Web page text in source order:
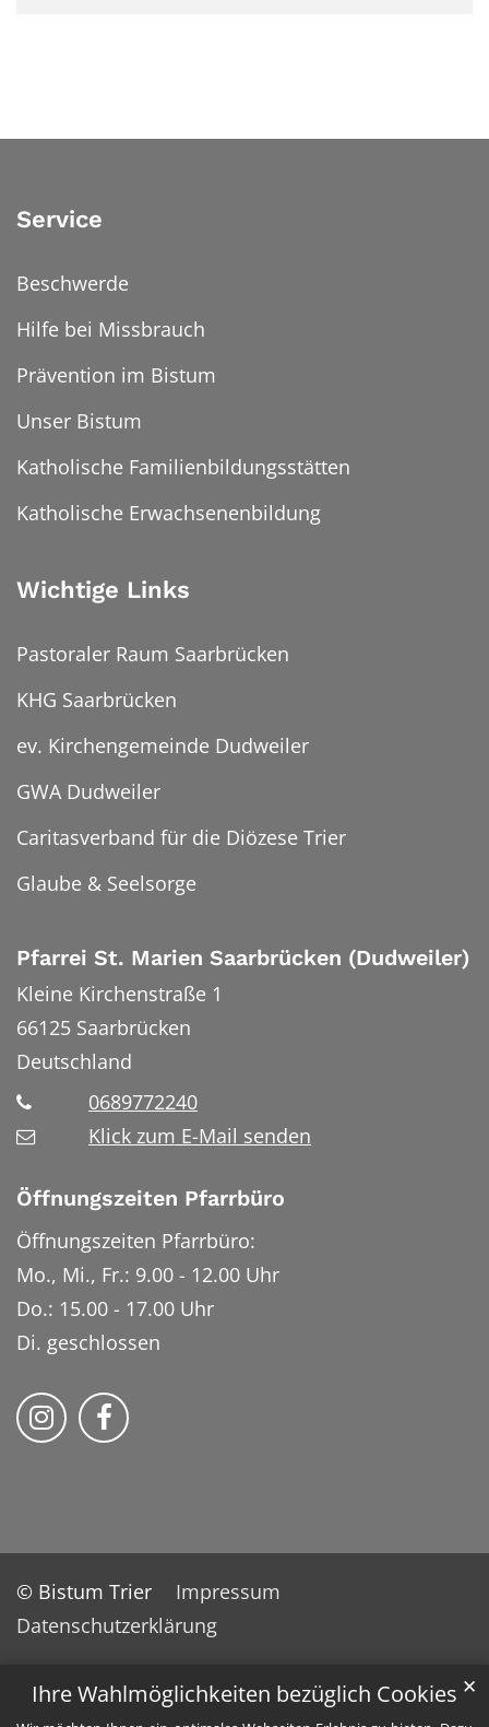
Ihre Wahlmöglichkeiten bezüglich Cookies ✕
Service
Beschwerde
Hilfe bei Missbrauch
Prävention im Bistum
Unser Bistum
Katholische Familienbildungsstätten
Katholische Erwachsenenbildung
Wichtige Links
Pastoraler Raum Saarbrücken
KHG Saarbrücken
ev. Kirchengemeinde Dudweiler
GWA Dudweiler
Caritasverband für die Diözese Trier
Glaube & Seelsorge
Pfarrei St. Marien Saarbrücken (Dudweiler)
Kleine Kirchenstraße 1
66125 Saarbrücken
Deutschland
0689772240
Klick zum E-Mail senden
Öffnungszeiten Pfarrbüro
Öffnungszeiten Pfarrbüro:
Mo., Mi., Fr.: 9.00 - 12.00 Uhr
Do.: 15.00 - 17.00 Uhr
Di. geschlossen
Bistum Trier auf Instragram
Bistum Trier auf Facebook
© Bistum Trier
Impressum
Datenschutzerklärung